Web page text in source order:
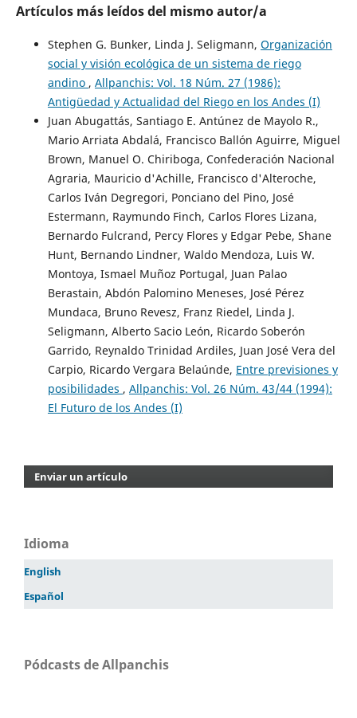
Artículos más leídos del mismo autor/a
Stephen G. Bunker, Linda J. Seligmann, Organización
social y visión ecológica de un sistema de riego
andino , Allpanchis: Vol. 18 Núm. 27 (1986):
Antigüedad y Actualidad del Riego en los Andes (I)
Juan Abugattás, Santiago E. Antúnez de Mayolo R.,
Mario Arriata Abdalá, Francisco Ballón Aguirre, Miguel
Brown, Manuel O. Chiriboga, Confederación Nacional
Agraria, Mauricio d'Achille, Francisco d'Alteroche,
Carlos Iván Degregori, Ponciano del Pino, José
Estermann, Raymundo Finch, Carlos Flores Lizana,
Bernardo Fulcrand, Percy Flores y Edgar Pebe, Shane
Hunt, Bernando Lindner, Waldo Mendoza, Luis W.
Montoya, Ismael Muñoz Portugal, Juan Palao
Berastain, Abdón Palomino Meneses, José Pérez
Mundaca, Bruno Revesz, Franz Riedel, Linda J.
Seligmann, Alberto Sacio León, Ricardo Soberón
Garrido, Reynaldo Trinidad Ardiles, Juan José Vera del
Carpio, Ricardo Vergara Belaúnde, Entre previsiones y
posibilidades , Allpanchis: Vol. 26 Núm. 43/44 (1994):
El Futuro de los Andes (I)
Enviar un artículo
Idioma
English
Español
Pódcasts de Allpanchis